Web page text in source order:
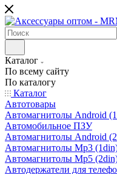
Каталог
По всему сайту
По каталогу
Каталог
Автотовары
Автомагнитолы Android
Автомобильное ПЗУ
Автомагнитолы Android
Автомагнитолы Mp3
Автомагнитолы Mp5
Автодержатели для